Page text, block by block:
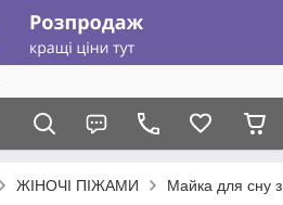
ЖІНОЧІ ПІЖАМИ Майка для сну